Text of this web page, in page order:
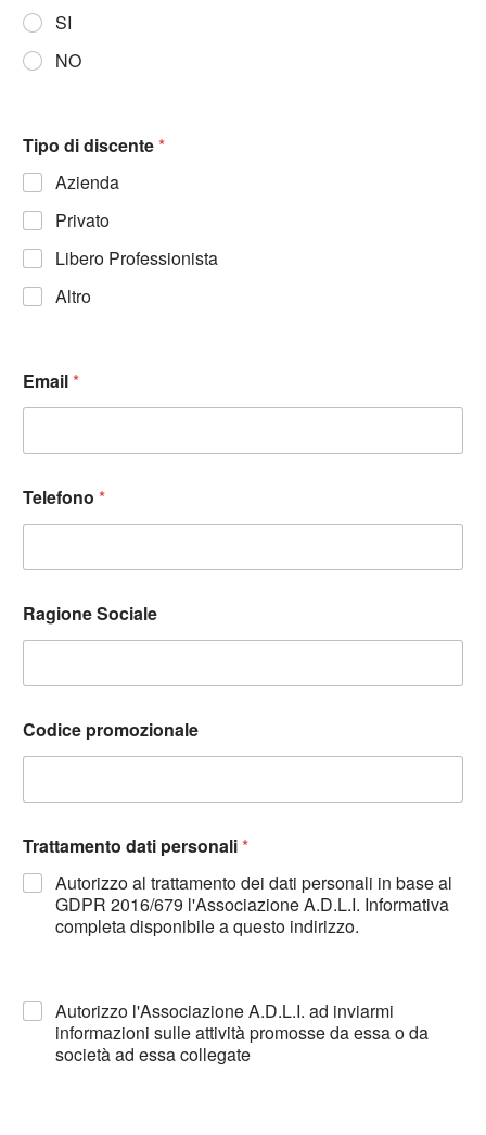
SI
NO
Tipo di discente*
Azienda
Privato
Libero Professionista
Altro
Email*
Telefono *
Ragione Sociale
Codice promozionale
Trattamento dati personali*
Autorizzo al trattamento dei dati personali in base al
GDPR 2016/679 l'Associazione A.D.L.I. Informativa
completa disponibile a questo indirizzo.
Autorizzo l'Associazione A.D.L.I. ad inviarmi
informazioni sulle attività promosse da essa o da
società ad essa collegate